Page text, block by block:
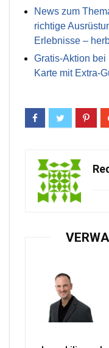
News zum
richtige
Erlebnisse –
Gratis-Aktion bei
Karte mit Extra-